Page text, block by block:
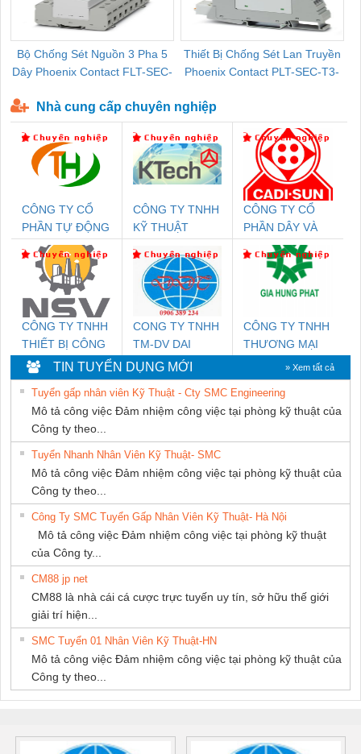
Bộ Chống Sét Nguồn 3 Pha 5
Dây Phoenix Contact FLT-SEC-
Thiết Bị Chống Sét Lan Truyền
Phoenix Contact PLT-SEC-T3-
Nhà cung cấp chuyên nghiệp
CÔNG TY CỔ
PHẦN TỰ ĐỘNG
TIẾN HƯNG
CÔNG TY TNHH
KỸ THUẬT
NAM
CÔNG TY CỔ
PHẦN DÂY VÀ
CÁP ĐIỆN
THƯỢNG ĐÌNH
CÔNG TY TNHH
THIẾT BỊ CÔNG
NGHIỆP NIHON
SETSUBI VIỆT
NAM
CONG TY TNHH
TM-DV DAI
DONG THANH
CÔNG TY TNHH
THƯƠNG MẠI
DỊCH VỤ KỸ
THUẬT ĐIỆN CƠ
GIA HƯNG
PHÁT
TIN TUYỂN DỤNG MỚI » Xem tất cả
Tuyển gấp nhân viên Kỹ Thuật - Cty SMC Engineering
Mô tả công việc Đảm nhiệm công việc tại phòng kỹ thuật của
Công ty theo...
Tuyển Nhanh Nhân Viên Kỹ Thuật- SMC
Mô tả công việc Đảm nhiệm công việc tại phòng kỹ thuật của
Công ty theo...
Công Ty SMC Tuyển Gấp Nhân Viên Kỹ Thuật- Hà Nội
Mô tả công việc Đảm nhiệm công việc tại phòng kỹ thuật
của Công ty...
CM88 jp net
CM88 là nhà cái cá cược trực tuyến uy tín, sở hữu thế giới
giải trí hiện...
SMC Tuyển 01 Nhân Viên Kỹ Thuật-HN
Mô tả công việc Đảm nhiệm công việc tại phòng kỹ thuật của
Công ty theo...